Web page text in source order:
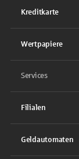
Kreditkarte
Wertpapiere
Services
Filialen
Geldautomaten